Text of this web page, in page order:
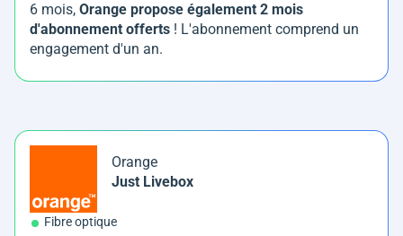
6 mois, Orange propose également 2 mois
d'abonnement offerts ! L'abonnement comprend un
engagement d'un an.
Orange
Just Livebox
Fibre optique